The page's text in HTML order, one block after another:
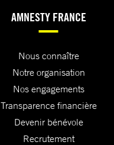
AMNESTY FRANCE
Nous connaître
Notre organisation
Nos engagements
Transparence financière
Devenir bénévole
Recrutement